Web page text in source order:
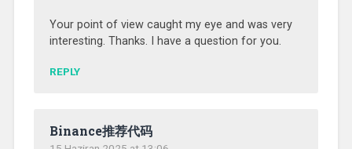
Your point of view caught my eye and was very
interesting. Thanks. I have a question for you.
REPLY
Binance推荐代码